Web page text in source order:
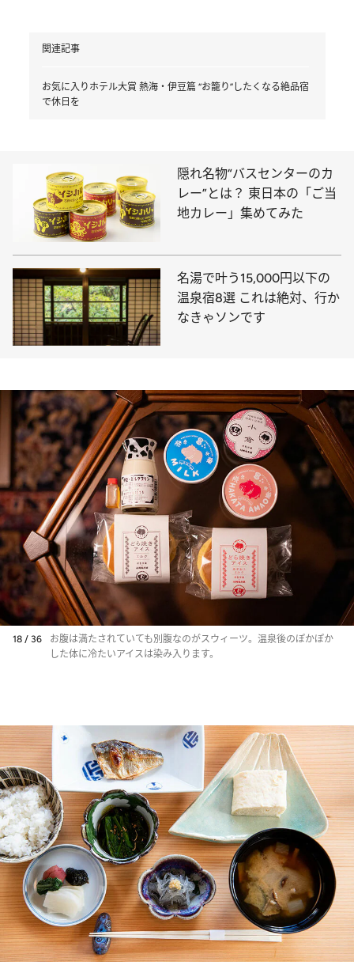
関連記事
お気に入りホテル大賞 熱海・伊豆篇 “お籠り”したくなる絶品宿
で休日を
隠れ名物“バスセンターのカ
レー”とは？ 東日本の「ご当
地カレー」集めてみた
名湯で叶う15,000円以下の
温泉宿8選 これは絶対、行か
なきゃソンです
18 / 36
お腹は満たされていても別腹なのがスウィーツ。温泉後のぽかぽか
した体に冷たいアイスは染み入ります。